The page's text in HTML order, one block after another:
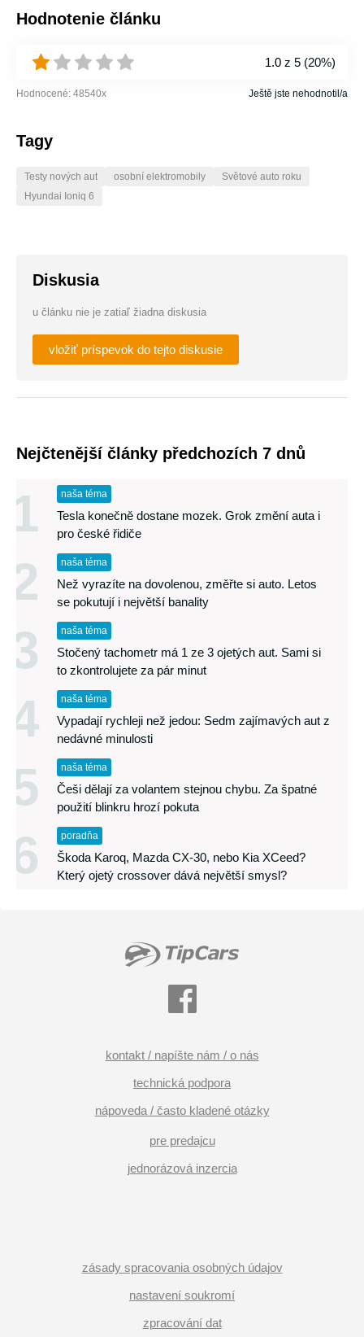
Hodnotenie článku
1.0 z 5 (20%)
Hodnocené: 48540x Ještě jste nehodnotil/a
Tagy
Testy nových aut osobní elektromobily
Světové auto roku
Hyundai Ioniq 6
Diskusia
u článku nie je zatiaľ žiadna diskusia
vložiť príspevok do tejto diskusie
Nejčtenější články předchozích 7 dnů
1 naša téma
Tesla konečně dostane mozek. Grok změní auta i
pro české řidiče
2 naša téma
Než vyrazíte na dovolenou, změřte si auto. Letos
se pokutují i největší banality
3 naša téma
Stočený tachometr má 1 ze 3 ojetých aut. Sami si
to zkontrolujete za pár minut
4 naša téma
Vypadají rychleji než jedou: Sedm zajímavých aut z
nedávné minulosti
5 naša téma
Češi dělají za volantem stejnou chybu. Za špatné
použití blinkru hrozí pokuta
6 poradňa
Škoda Karoq, Mazda CX-30, nebo Kia XCeed?
Který ojetý crossover dává největší smysl?
kontakt / napíšte nám / o nás
technická podpora
nápoveda / často kladené otázky
pre predajcu
jednorázová inzercia
zásady spracovania osobných údajov
nastavení soukromí
zpracování dat